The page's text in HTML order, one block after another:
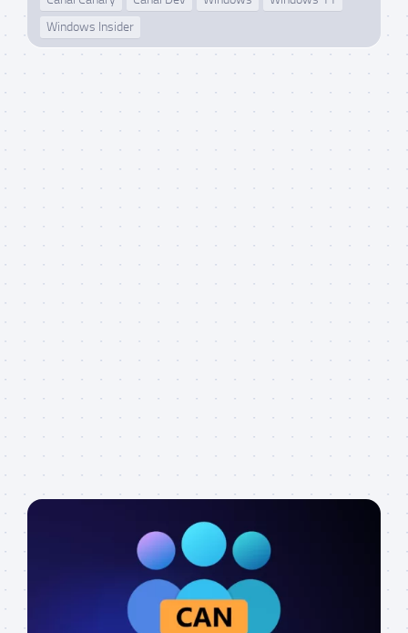
Windows Insider